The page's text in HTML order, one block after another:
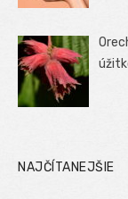
NAJČÍTANEJŠIE